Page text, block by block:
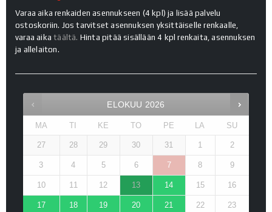
Varaa aika renkaiden asennukseen (4 kpl) ja lisää palvelu
ostoskoriin. Jos tarvitset asennuksen yksittäiselle renkaalle,
varaa aikatäältä. Hinta pitää sisällään 4 kpl renkaita, asennuksen
ja allelaiton.
ELOKUU 2026
MA TI KE TO PE LA SU
27 28 29 30 31 1 2
3 4 5 6 7 8 9
10 11 12 13 14 15 16
17 18 19 20 21 22 23